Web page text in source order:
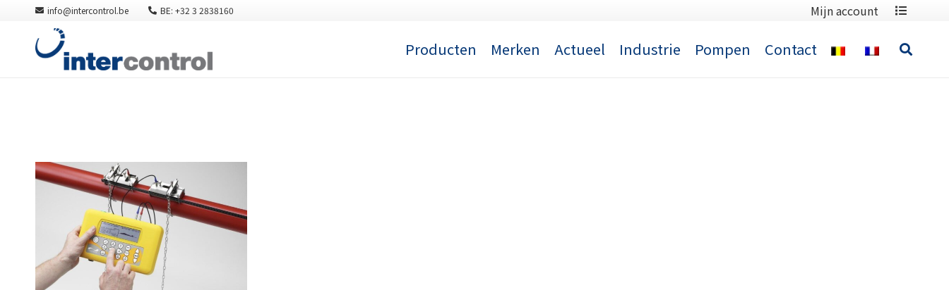
info@intercontrol.be BE: +32 3 2838160 Mijn account
Producten Merken Actueel Industrie Pompen Contact